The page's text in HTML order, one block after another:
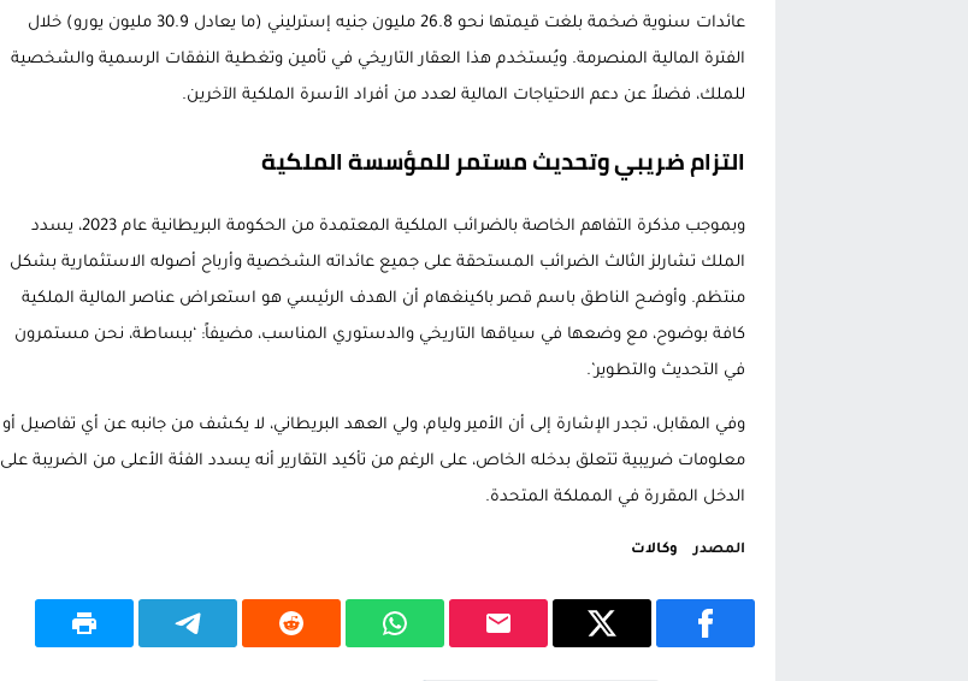
عائدات سنوية ضخمة بلغت قيمتها نحو 26.8 مليون جنيه إسترليني (ما يعادل 30.9 مليون يورو) خلال
الفترة المالية المنصرمة. ويُستخدم هذا العقار التاريخي في تأمين وتغطية النفقات الرسمية والشخصية
للملك، فضلاً عن دعم الاحتياجات المالية لعدد من أفراد الأسرة الملكية الآخرين.
التزام ضريبي وتحديث مستمر للمؤسسة الملكية
وبموجب مذكرة التفاهم الخاصة بالضرائب الملكية المعتمدة من الحكومة البريطانية عام 2023، يسدد
الملك تشارلز الثالث الضرائب المستحقة على جميع عائداته الشخصية وأرباح أصوله الاستثمارية بشكل
منتظم. وأوضح الناطق باسم قصر باكينغهام أن الهدف الرئيسي هو استعراض عناصر المالية الملكية
كافة بوضوح، مع وضعها في سياقها التاريخي والدستوري المناسب، مضيفاً: ‘ببساطة، نحن مستمرون
في التحديث والتطوير’.
وفي المقابل، تجدر الإشارة إلى أن الأمير وليام، ولي العهد البريطاني، لا يكشف من جانبه عن أي تفاصيل أو
معلومات ضريبية تتعلق بدخله الخاص، على الرغم من تأكيد التقارير أنه يسدد الفئة الأعلى من الضريبة على
الدخل المقررة في المملكة المتحدة.
المصدر وكالات